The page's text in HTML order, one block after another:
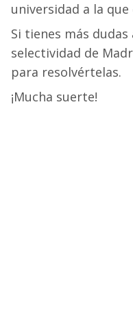
universidad a la
Si tienes más dudas
selectividad de
para resolvértelas.
¡Mucha suerte!